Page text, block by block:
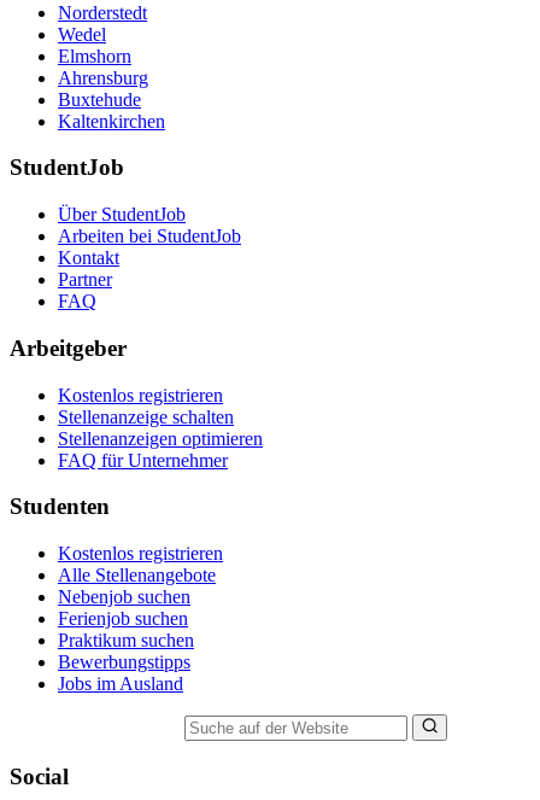
Norderstedt
Wedel
Elmshorn
Ahrensburg
Buxtehude
Kaltenkirchen
StudentJob
Über StudentJob
Arbeiten bei StudentJob
Kontakt
Partner
FAQ
Arbeitgeber
Kostenlos registrieren
Stellenanzeige schalten
Stellenanzeigen optimieren
FAQ für Unternehmer
Studenten
Kostenlos registrieren
Alle Stellenangebote
Nebenjob suchen
Ferienjob suchen
Praktikum suchen
Bewerbungstipps
Jobs im Ausland
Social